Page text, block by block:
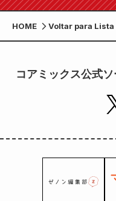
HOME Voltar para Lista
コアミックス公式